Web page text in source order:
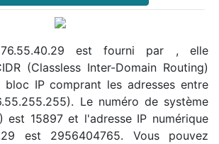
est fourni par , elle
(Classless Inter-Domain Routing)
bloc IP comprant les adresses entre
Le numéro de système
est 15897 et l'adresse IP numérique
est 2956404765. Vous pouvez